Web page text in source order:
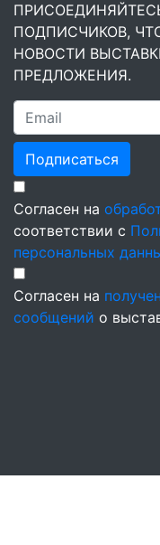
ПОДПИСЧИКОВ,
НОВОСТИ
ПРЕДЛОЖЕНИЯ.
Подписаться
Согласен на
соответствии с
персональных
Согласен на
сообщений о